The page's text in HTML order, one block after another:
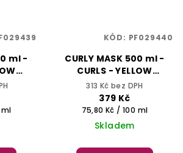
ml -
ml
CURLY MASK 500 ml -
CURLS - YELLOW
PROFESSIONAL
313 Kč bez DPH
379 Kč
Měrná
cena:
75,80 Kč / 100 ml
Skladem
KÓD: PF029440